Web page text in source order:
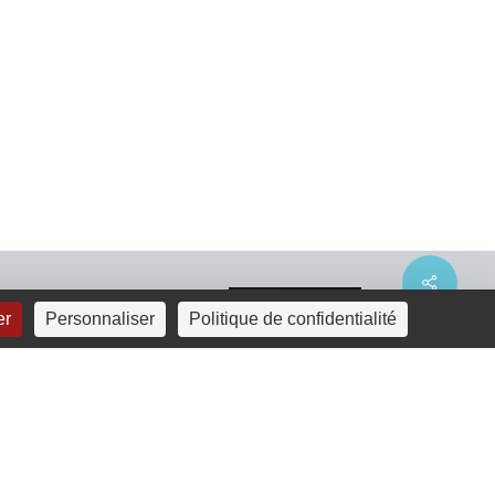
Share
Personnaliser Politique de confidentialité